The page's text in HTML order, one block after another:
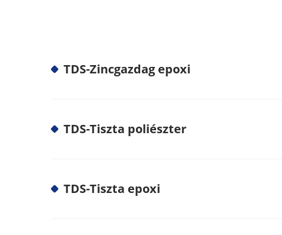
TDS-Zincgazdag epoxi
TDS-Tiszta poliészter
TDS-Tiszta epoxi